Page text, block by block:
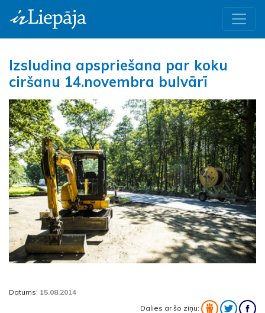
Izsludina apspriešana par koku
ciršanu 14.novembra bulvārī
Datums: 15.08.2014
Dalies ar šo ziņu: